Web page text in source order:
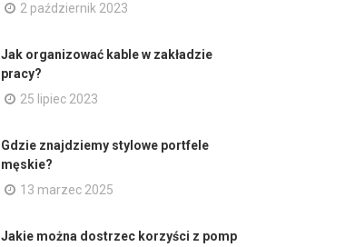
2 październik 2023
Jak organizować kable w zakładzie
pracy?
25 lipiec 2023
Gdzie znajdziemy stylowe portfele
męskie?
13 marzec 2025
Jakie można dostrzec korzyści z pomp